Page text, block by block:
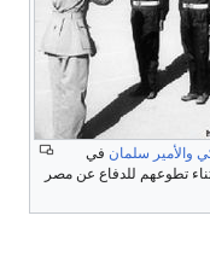
والأمير سلمان في
تطوعهم للدفاع عن مصر